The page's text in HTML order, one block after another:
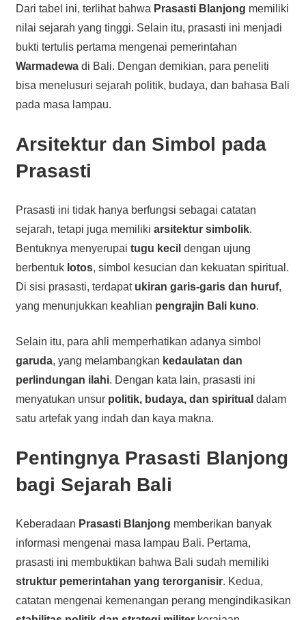
Dari tabel ini, terlihat bahwa Prasasti Blanjong memiliki
nilai sejarah yang tinggi. Selain itu, prasasti ini menjadi
bukti tertulis pertama mengenai pemerintahan
Warmadewadi Bali. Dengan demikian, para peneliti
bisa menelusuri sejarah politik, budaya, dan bahasa Bali
pada masa lampau.
Arsitektur dan Simbol pada
Prasasti
Prasasti ini tidak hanya berfungsi sebagai catatan
sejarah, tetapi juga memiliki arsitektur simbolik.
Bentuknya menyerupai tugu kecil dengan ujung
berbentuk lotos, simbol kesucian dan kekuatan spiritual.
Di sisi prasasti, terdapat ukiran garis-garis dan huruf,
yang menunjukkan keahlian pengrajin Bali kuno.
Selain itu, para ahli memperhatikan adanya simbol
garuda, yang melambangkan kedaulatan dan
perlindungan ilahi. Dengan kata lain, prasasti ini
menyatukan unsur politik, budaya, dan spiritual dalam
satu artefak yang indah dan kaya makna.
Pentingnya Prasasti Blanjong
bagi Sejarah Bali
Keberadaan Prasasti Blanjong memberikan banyak
informasi mengenai masa lampau Bali. Pertama,
prasasti ini membuktikan bahwa Bali sudah memiliki
struktur pemerintahan yang terorganisir. Kedua,
catatan mengenai kemenangan perang mengindikasikan